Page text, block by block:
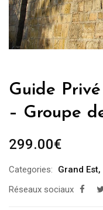
Guide
– Groupe
299.00€
Categories: Grand Est,
Réseaux sociaux